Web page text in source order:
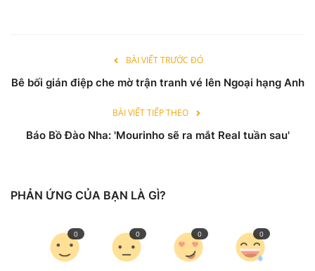
BÀI VIẾT TRƯỚC ĐÓ
Bê bối gián điệp che mờ trận tranh vé lên Ngoại hạng Anh
BÀI VIẾT TIẾP THEO
Báo Bồ Đào Nha: 'Mourinho sẽ ra mắt Real tuần sau'
PHẢN ỨNG CỦA BẠN LÀ GÌ?
0 0 0 0